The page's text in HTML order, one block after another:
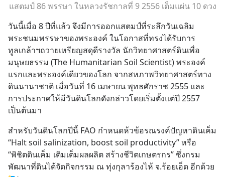
แสตมป์ 86 พรรษา ในหลวงรัชกาลที่ 9 2556 เต็มแผ่น 10 ดวง
วันนี้เมื่อ 8 ปีที่แล้ว จึงมีการออกแสตมป์ที่ระลึกวันเฉลิม
พระชนมพรรษาของพระองค์ ในโอกาสที่ทรงได้รับการ
ทูลเกล้าฯถวายเหรียญสดุดีรางวัล นักวิทยาศาสตร์ดินเพื่อ
มนุษยธรรม (The Humanitarian Soil Scientist) พระองค์
แรกและพระองค์เดียวของโลก จากสหภาพวิทยาศาสตร์ทาง
ดินนานาชาติ เมื่อวันที่ 16 เมษายน พุทธศักราช 2555 และ
การประกาศให้มีวันดินโลกดังกล่าวโดยเริ่มตั้งแต่ปี 2557
เป็นต้นมา
สำหรับวันดินโลกปีนี้ FAO กำหนดห้วข้อรณรงค์ปัญหาดินเค็ม
“Halt soil salinization, boost soil productivity” หรือ
“พิชิตดินเค็ม เติมเต็มผลผลิต สร้างชีวิตเกษตรกร” ซึ่งกรม
พัฒนาที่ดินได้จัดกิจกรรม ณ ทุ่งกุลาร้องไห้ จ.ร้อยเอ็ด อีกด้วย